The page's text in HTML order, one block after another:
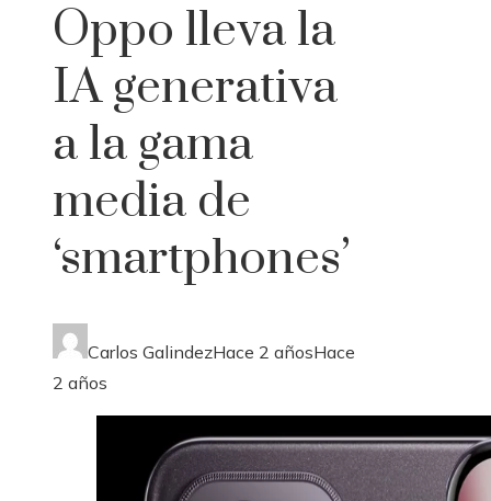
Oppo lleva la
IA generativa
a la gama
media de
‘smartphones’
Carlos GalindezHace 2 añosHace
2 años